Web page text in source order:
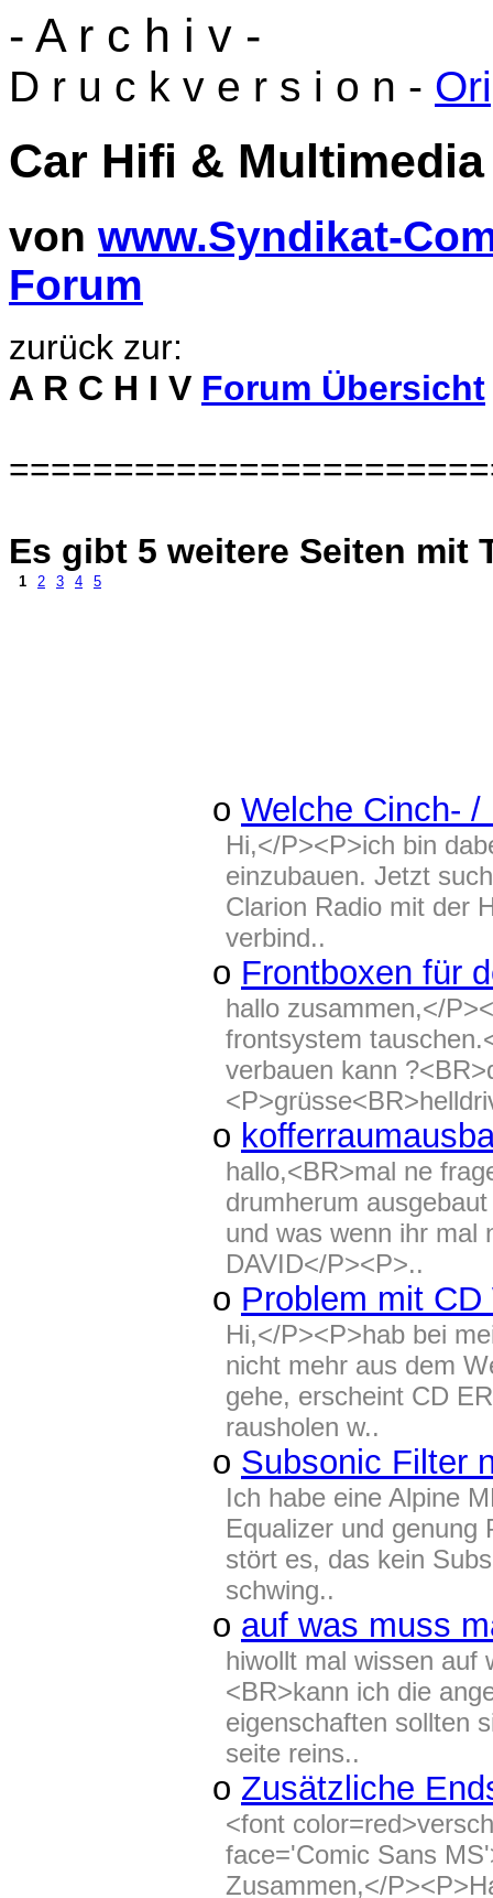
- A r c h i v -
D r u c k v e r s i o n -
Car Hifi &
von www.Syndikat-
Forum
zurück zur:
A R C H I V Forum Übersicht
Es gibt 5 weitere Seiten
1 2 3 4 5
o Welche Cinch-
Hi,</P><P>ich bin
einzubauen. Jetzt
Clarion Radio mit der
verbind..
o Frontboxen für
hallo zusammen,</
frontsystem
verbauen kann
o
hallo,<BR>mal ne
drumherum
und was wenn ihr mal
DAVID</P><P>..
o Problem mit CD
Hi,</P><P>hab bei
nicht mehr aus dem
gehe, erscheint CD
rausholen w..
o Subsonic Filter
Ich habe eine Alpine
Equalizer und genung
stört es, das kein
schwing..
o auf was muss
hiwollt mal wissen auf
<BR>kann ich die
eigenschaften sollten
seite reins..
o Zusätzliche
<font
face='Comic Sans
Zusammen,</